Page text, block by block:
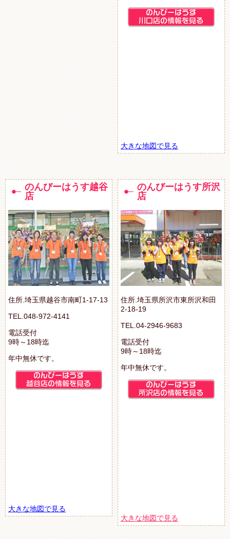
大きな地図で見る
のんびーはうす越谷
店
住所.埼玉県越谷市南町1-17-13
TEL.048-972-4141
電話受付
9時～18時迄
年中無休です。
大きな地図で見る
のんびーはうす所沢
店
住所.埼玉県所沢市東所沢和田
2-18-19
TEL.04-2946-9683
電話受付
9時～18時迄
年中無休です。
大きな地図で見る